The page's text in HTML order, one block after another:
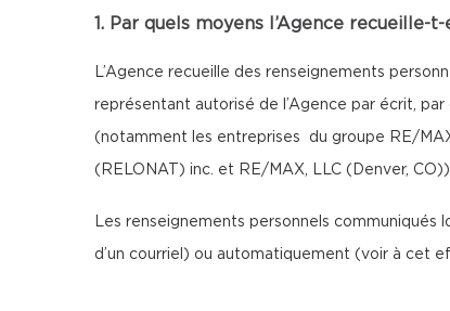
1. Par quels moyens l’Agence recueille-
L’Agence recueille des renseignements
représentant autorisé de l’Agence par écrit,
(notamment les entreprises du groupe RE/
(RELONAT) inc. et RE/MAX, LLC (Denver,
Les renseignements personnels communiqués
d’un courriel) ou automatiquement (voir à cet